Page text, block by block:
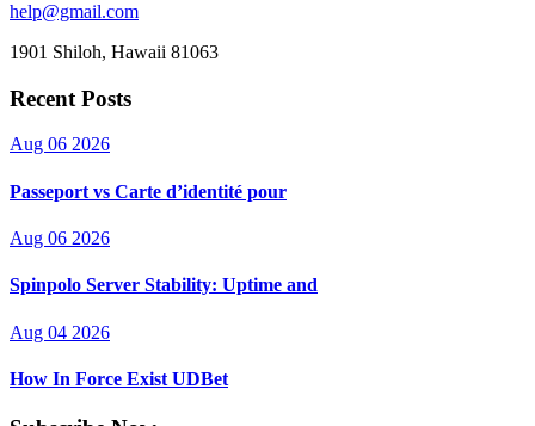
help@gmail.com
1901 Shiloh, Hawaii 81063
Recent Posts
Aug 06 2026
Passeport vs Carte d’identité pour
Aug 06 2026
Spinpolo Server Stability: Uptime and
Aug 04 2026
How In Force Exist UDBet